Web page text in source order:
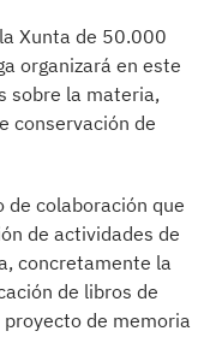
Xunta de 50.000
organizará en este
sobre la materia,
conservación de
de colaboración que
de actividades de
concretamente la
de libros de
de memoria